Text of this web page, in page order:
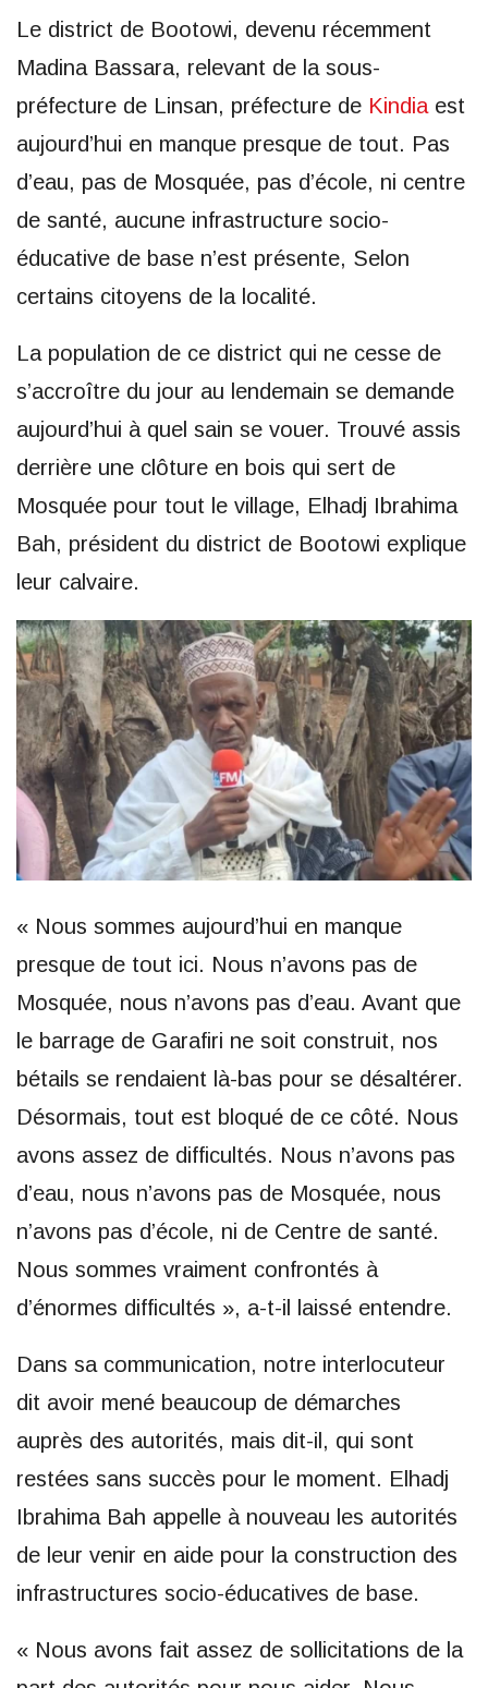
Le district de Bootowi, devenu récemment
Madina Bassara, relevant de la sous-
préfecture de Linsan, préfecture de Kindiaest
aujourd’hui en manque presque de tout. Pas
d’eau, pas de Mosquée, pas d’école, ni centre
de santé, aucune infrastructure socio-
éducative de base n’est présente, Selon
certains citoyens de la localité.
La population de ce district qui ne cesse de
s’accroître du jour au lendemain se demande
aujourd’hui à quel sain se vouer. Trouvé assis
derrière une clôture en bois qui sert de
Mosquée pour tout le village, Elhadj Ibrahima
Bah, président du district de Bootowi explique
leur calvaire.
« Nous sommes aujourd’hui en manque
presque de tout ici. Nous n’avons pas de
Mosquée, nous n’avons pas d’eau. Avant que
le barrage de Garafiri ne soit construit, nos
bétails se rendaient là-bas pour se désaltérer.
Désormais, tout est bloqué de ce côté. Nous
avons assez de difficultés. Nous n’avons pas
d’eau, nous n’avons pas de Mosquée, nous
n’avons pas d’école, ni de Centre de santé.
Nous sommes vraiment confrontés à
d’énormes difficultés », a-t-il laissé entendre.
Dans sa communication, notre interlocuteur
dit avoir mené beaucoup de démarches
auprès des autorités, mais dit-il, qui sont
restées sans succès pour le moment. Elhadj
Ibrahima Bah appelle à nouveau les autorités
de leur venir en aide pour la construction des
infrastructures socio-éducatives de base.
« Nous avons fait assez de sollicitations de la